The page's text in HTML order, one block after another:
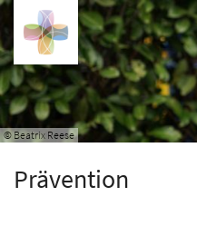
Zum Inhalt springen
© Beatrix Reese
Prävention